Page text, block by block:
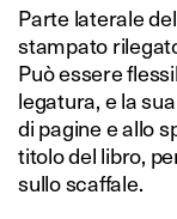
Parte laterale
stampato
Può essere
legatura, e la
di pagine e allo
titolo del libro,
sullo scaffale.